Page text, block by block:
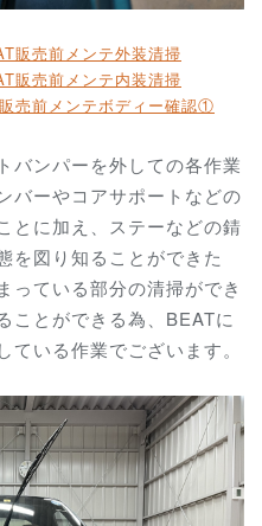
販売前メンテ外装清掃
販売前メンテ内装清掃
売前メンテボディー確認①
バンパーを外しての各作業
バーやコアサポートなどの
とに加え、ステーなどの錆
を図り知ることができた
っている部分の清掃ができ
ことができる為、BEATに
いる作業でございます。